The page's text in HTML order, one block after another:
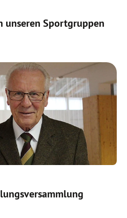
unseren Sportgruppen